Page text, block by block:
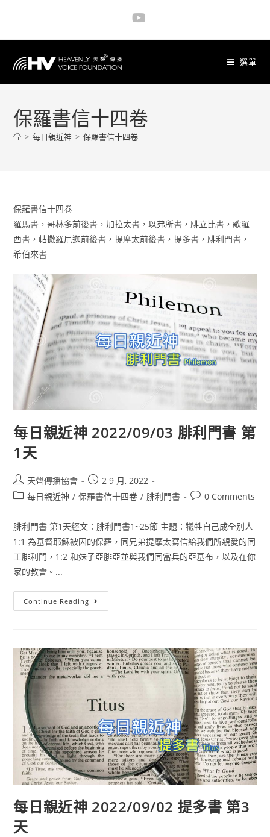
選單
保羅書信十四卷
> 每日親近神 > 保羅書信十四卷
保羅書信十四卷
羅馬書，哥林多前後書，加拉太書，以弗所書，腓立比書，歌羅
西書，帖撒羅尼迦前後書，提摩太前後書，提多書，腓利門書，
希伯來書
每日親近神 2022/09/03 腓利門書 第
1天
天聲傳播協會
2 9 月, 2022
每日親近神 / 保羅書信十四卷 / 腓利門書 0 Comments
腓利門書 第1天經文：腓利門書1~25節 主題：犧牲自己成全別人
1:1 為基督耶穌被囚的保羅，同兄弟提摩太寫信給我們所親愛的同
工腓利門，1:2 和妹子亞腓亞並與我們同當兵的亞基布，以及在你
家的教會。...
Continue Reading
每日親近神 2022/09/02 提多書 第3
天